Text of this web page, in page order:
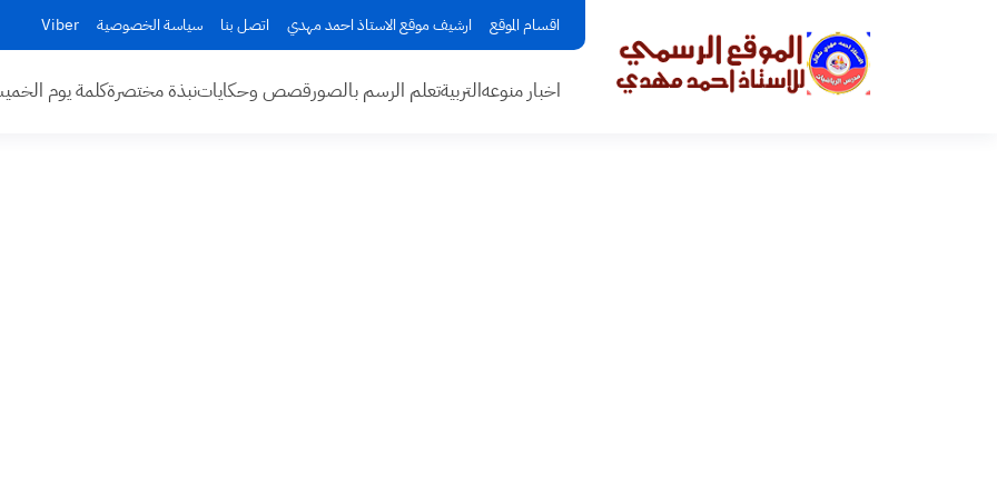
اقسام الموقع ارشيف موقع الاستاذ احمد مهدي اتصل بنا سياسة الخصوصية Viber
اخبار منوعهالتربيةتعلم الرسم بالصورقصص وحكاياتنبذة مختصرةكلمة يوم